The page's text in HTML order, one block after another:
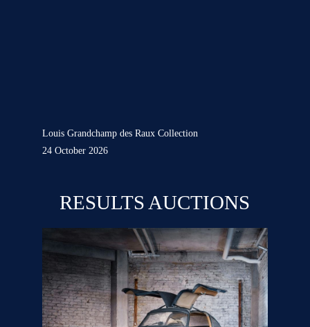
Louis Grandchamp des Raux Collection
24 October 2026
RESULTS AUCTIONS